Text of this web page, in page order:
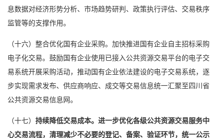
息数据对经济形势分析、市场趋势研判、政策执行评估、交易秩序
监管等的支撑作用。
（十六）整合优化国有企业采购。加快推进国有企业自主招标采购
电子化交易。鼓励国有企业使用已接入公共资源交易平台的电子交
易系统开展采购活动，推动国有企业依法建设的电子交易系统，逐
步实现需求发布、供应商响应、成交等交易信息统一汇聚至四川省
公共资源交易信息网。
（十七） 持续降低交易成本。进一步优化各级公共资源交易服务中
心交易流程，清理减少不必要的登记、备案、验证环节，统一公示